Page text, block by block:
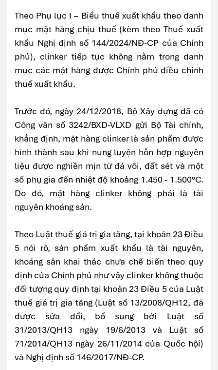
Theo Phụ lục I – Biểu thuế xuất khẩu theo danh
mục mặt hàng chịu thuế (kèm theo Thuế xuất
khẩu Nghị định số 144/2024/NĐ-CP của Chính
phủ), clinker tiếp tục không nằm trong danh
mục các mặt hàng được Chính phủ điều chỉnh
thuế xuất khẩu.
Trước đó, ngày 24/12/2018, Bộ Xây dựng đã có
Công văn số 3242/BXD-VLXD gửi Bộ Tài chính,
khẳng định, mặt hàng clinker là sản phẩm được
hình thành sau khi nung luyện hỗn hợp nguyên
liệu được nghiền mịn từ đá vôi, đất sét và một
số phụ gia đến nhiệt độ khoảng 1.450 - 1.500°C.
Do đó, mặt hàng clinker không phải là tài
nguyên khoáng sản.
Theo Luật thuế giá trị gia tăng, tại khoản 23 Điều
5 nói rõ, sản phẩm xuất khẩu là tài nguyên,
khoáng sản khai thác chưa chế biến theo quy
định của Chính phủ như vậy clinker không thuộc
đối tượng quy định tại khoản 23 Điều 5 của Luật
thuế giá trị gia tăng (Luật số 13/2008/QH12, đã
được sửa đổi, bổ sung bởi Luật số
31/2013/QH13 ngày 19/6/2013 và Luật số
71/2014/QH13 ngày 26/11/2014 của Quốc hội)
và Nghị định số 146/2017/NĐ-CP.